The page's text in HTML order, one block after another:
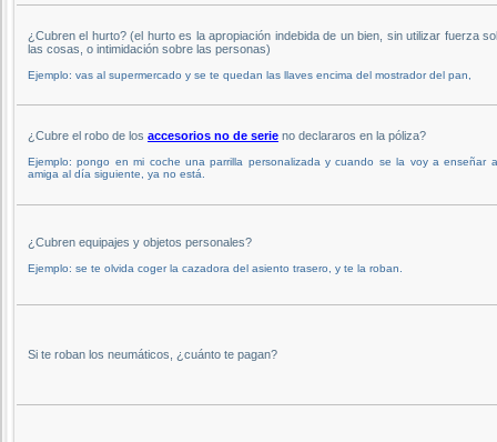
¿Cubren el hurto? (el hurto es la apropiación indebida de un bien, sin utilizar fuerza
las cosas, o intimidación sobre las personas)
Ejemplo: vas al supermercado y se te quedan las llaves encima del mostrador del pan,
¿Cubre el robo de los accesorios no de serie no declararos en la póliza?
Ejemplo: pongo en mi coche una parrilla personalizada y cuando se la voy a enseñar
amiga al día siguiente, ya no está.
¿Cubren equipajes y objetos personales?
Ejemplo: se te olvida coger la cazadora del asiento trasero, y te la roban.
Si te roban los neumáticos, ¿cuánto te pagan?